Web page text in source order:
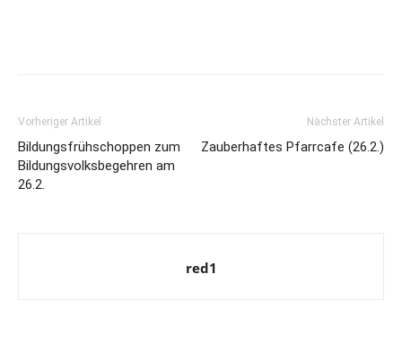
Vorheriger Artikel
Bildungsfrühschoppen zum
Bildungsvolksbegehren am
26.2.
Nächster Artikel
Zauberhaftes Pfarrcafe (26.2.)
red1